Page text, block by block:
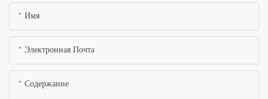
Имя
Электронная Почта
Содержание